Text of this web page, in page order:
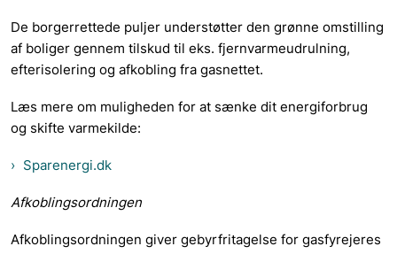
De borgerrettede puljer understøtter den grønne omstilling
af boliger gennem tilskud til eks. fjernvarmeudrulning,
efterisolering og afkobling fra gasnettet.
Læs mere om muligheden for at sænke dit energiforbrug
og skifte varmekilde:
Sparenergi.dk
Afkoblingsordningen
Afkoblingsordningen giver gebyrfritagelse for gasfyrejeres